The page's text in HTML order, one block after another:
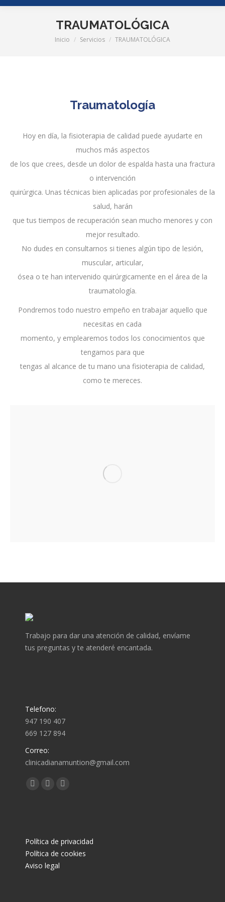
TRAUMATOLÓGICA
Estás aquí:
Inicio Servicios TRAUMATOLÓGICA
Traumatología
Hoy en día, la fisioterapia de calidad puede ayudarte en
muchos más aspectos
de los que crees, desde un dolor de espalda hasta una fractura
o intervención
quirúrgica. Unas técnicas bien aplicadas por profesionales de la
salud, harán
que tus tiempos de recuperación sean mucho menores y con
mejor resultado.
No dudes en consultarnos si tienes algún tipo de lesión,
muscular, articular,
ósea o te han intervenido quirúrgicamente en el área de la
traumatología.
Pondremos todo nuestro empeño en trabajar aquello que
necesitas en cada
momento, y emplearemos todos los conocimientos que
tengamos para que
tengas al alcance de tu mano una fisioterapia de calidad,
como te mereces.
Trabajo para dar una atención de calidad, envíame
tus preguntas y te atenderé encantada.
Telefono:
947 190 407
669 127 894
Correo:
clinicadianamuntion@gmail.com
Encuéntranos en:
nueva
ventana/pestaña
nueva
ventana/pestaña
nueva
ventana/pestaña
Política de privacidad
Política de cookies
Aviso legal